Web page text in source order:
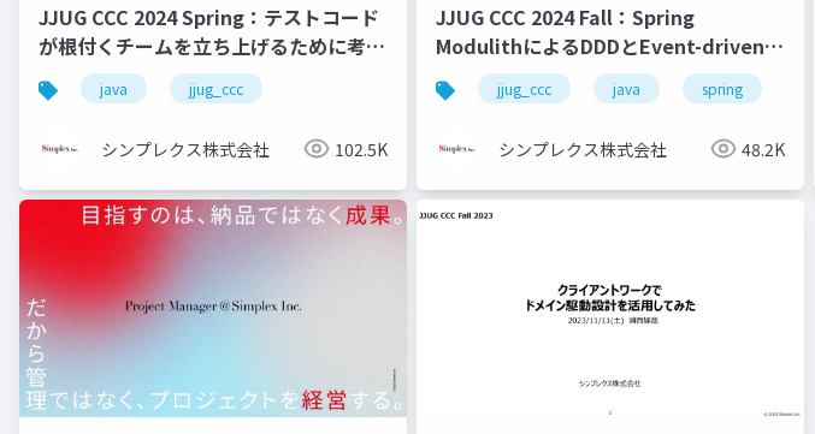
JJUG CCC 2024 Spring：テストコード
が根付くチームを立ち上げるために考え
たいことjava jjug_ccc
シンプレクス株式会社 102.5K
JJUG CCC 2024 Fall：Spring
ModulithによるDDDとEvent-driven
Architectureの実践
jjug_ccc java spring
シンプレクス株式会社 48.2K